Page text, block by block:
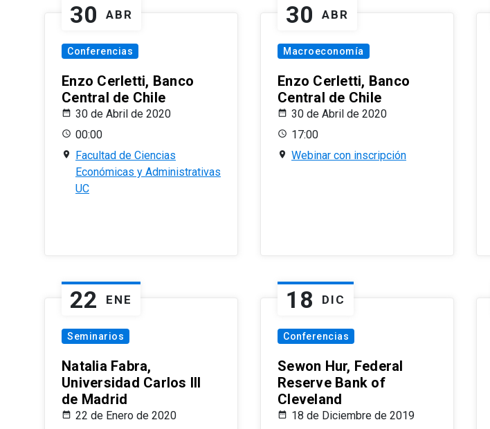
30 ABR
Conferencias
Enzo Cerletti, Banco
Central de Chile
30 de Abril de 2020
00:00
Facultad de Ciencias
Económicas y Administrativas
UC
30 ABR
Macroeconomía
Enzo Cerletti, Banco
Central de Chile
30 de Abril de 2020
17:00
Webinar con inscripción
22 ENE
Seminarios
Natalia Fabra,
Universidad Carlos III
de Madrid
22 de Enero de 2020
18 DIC
Conferencias
Sewon Hur, Federal
Reserve Bank of
Cleveland
18 de Diciembre de 2019